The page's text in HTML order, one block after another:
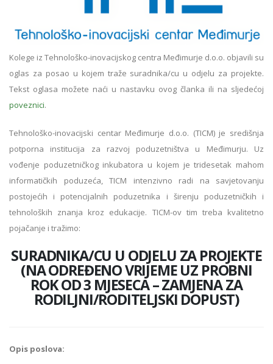
Kolege iz Tehnološko-inovacijskog centra Međimurje d.o.o. objavili su
oglas za posao u kojem traže suradnika/cu u odjelu za projekte.
Tekst oglasa možete naći u nastavku ovog članka ili na sljedećoj
poveznici.
Tehnološko-inovacijski centar Međimurje d.o.o. (TICM) je središnja
potporna institucija za razvoj poduzetništva u Međimurju. Uz
vođenje poduzetničkog inkubatora u kojem je tridesetak mahom
informatičkih poduzeća, TICM intenzivno radi na savjetovanju
postojećih i potencijalnih poduzetnika i širenju poduzetničkih i
tehnoloških znanja kroz edukacije. TICM-ov tim treba kvalitetno
pojačanje i tražimo:
SURADNIKA/CU U ODJELU ZA PROJEKTE
(NA ODREĐENO VRIJEME UZ PROBNI
ROK OD 3 MJESECA – ZAMJENA ZA
RODILJNI/RODITELJSKI DOPUST)
Opis poslova: